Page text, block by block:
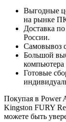
Выгодные
на рынке
Доставка
России.
Самовывоз
Большой
компьютера
Готовые
Покупая в Power
Kingston FURY
можете быть